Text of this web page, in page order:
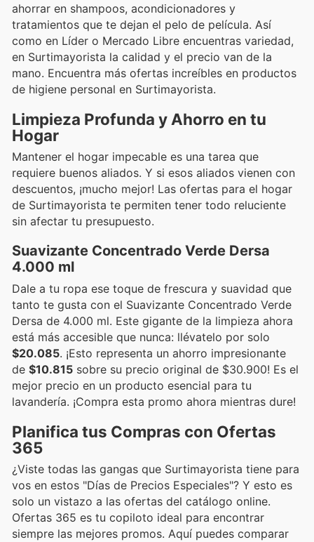
ahorrar en shampoos, acondicionadores y
tratamientos que te dejan el pelo de película. Así
como en Líder o Mercado Libre encuentras variedad,
en Surtimayorista la calidad y el precio van de la
mano. Encuentra más ofertas increíbles en productos
de higiene personal en Surtimayorista.
Limpieza Profunda y Ahorro en tu
Hogar
Mantener el hogar impecable es una tarea que
requiere buenos aliados. Y si esos aliados vienen con
descuentos, ¡mucho mejor! Las ofertas para el hogar
de Surtimayorista te permiten tener todo reluciente
sin afectar tu presupuesto.
Suavizante Concentrado Verde Dersa
4.000 ml
Dale a tu ropa ese toque de frescura y suavidad que
tanto te gusta con el Suavizante Concentrado Verde
Dersa de 4.000 ml. Este gigante de la limpieza ahora
está más accesible que nunca: llévatelo por solo
$20.085. ¡Esto representa un ahorro impresionante
de $10.815 sobre su precio original de $30.900! Es el
mejor precio en un producto esencial para tu
lavandería. ¡Compra esta promo ahora mientras dure!
Planifica tus Compras con Ofertas
365
¿Viste todas las gangas que Surtimayorista tiene para
vos en estos "Días de Precios Especiales"? Y esto es
solo un vistazo a las ofertas del catálogo online.
Ofertas 365 es tu copiloto ideal para encontrar
siempre las mejores promos. Aquí puedes comparar